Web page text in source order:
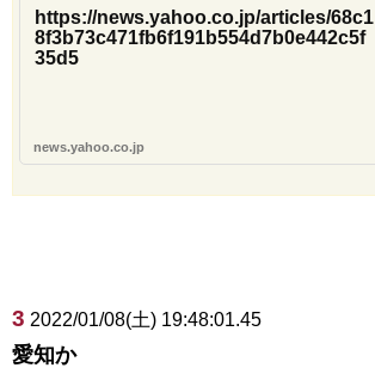
https://news.yahoo.co.jp/articles/68c1
8f3b73c471fb6f191b554d7b0e442c5f
35d5
news.yahoo.co.jp
3 2022/01/08(土) 19:48:01.45
愛知か